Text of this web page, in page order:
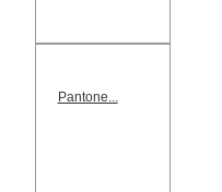
Pantone...